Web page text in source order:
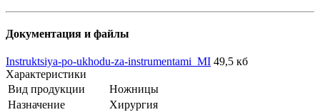
Документация и файлы
Instruktsiya-po-ukhodu-za-instrumentami_MI 49,5 кб
Характеристики
Вид продукции
Ножницы
Назначение
Хирургия